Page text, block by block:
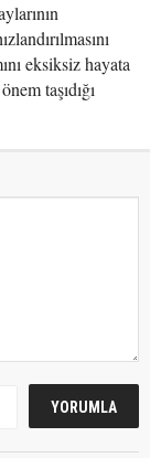
eksiksiz hayata
taşıdığı